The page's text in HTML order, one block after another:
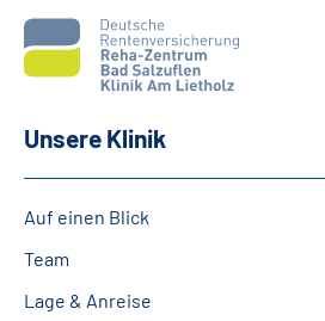
Service
Unsere Klinik
Auf einen Blick
Team
Lage & Anreise